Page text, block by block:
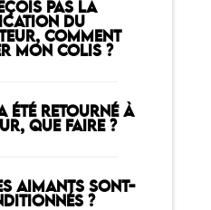
PAS LA
DU
COMMENT
MON COLIS ?
ÉTÉ RETOURNÉ À
QUE FAIRE ?
AIMANTS SONT-
?